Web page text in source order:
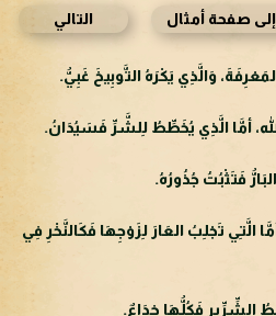
إلى صفحة أمثال التالي
وَالَّذِي يَكْرَهُ التَّوبِيخَ غَبِيُّ.
أمَّا الَّذِي يُخَطِّطُ لِلشَّرِّ فَسَيُدَانُ.
فَتَثْبُتُ جُذُورُهُ.
الَّتِي تَجْلِبُ العَارَ لِزَوْجِهَا فَكَالنَّخْرِ فِي
الشِّرِّيرِ فَكُلُّهَا خِدَاعٌ.